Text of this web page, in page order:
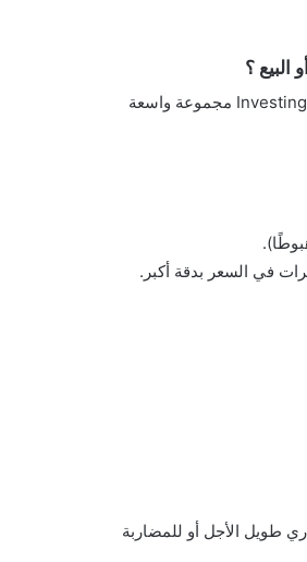
تحليل السوق باستخدام المؤشرات الفنية يُعتبر أداة حيوية لفهم توقيتات الدخول والخروج. تقدم Investing مجموعة واسعة
طويل الأجل أو للمضاربة